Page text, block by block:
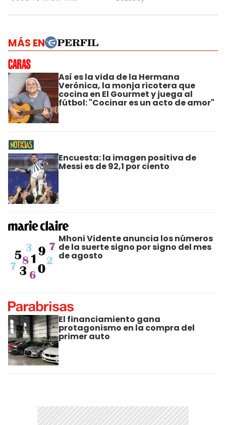
MÁS EN
Así es la vida de la Hermana
Verónica, la monja ricotera que
cocina en El Gourmet y juega al
fútbol: "Cocinar es un acto de amor"
Encuesta: la imagen positiva de
Messi es de 92,1 por ciento
Mhoni Vidente anuncia los números
de la suerte signo por signo del mes
de agosto
El financiamiento gana
protagonismo en la compra del
primer auto